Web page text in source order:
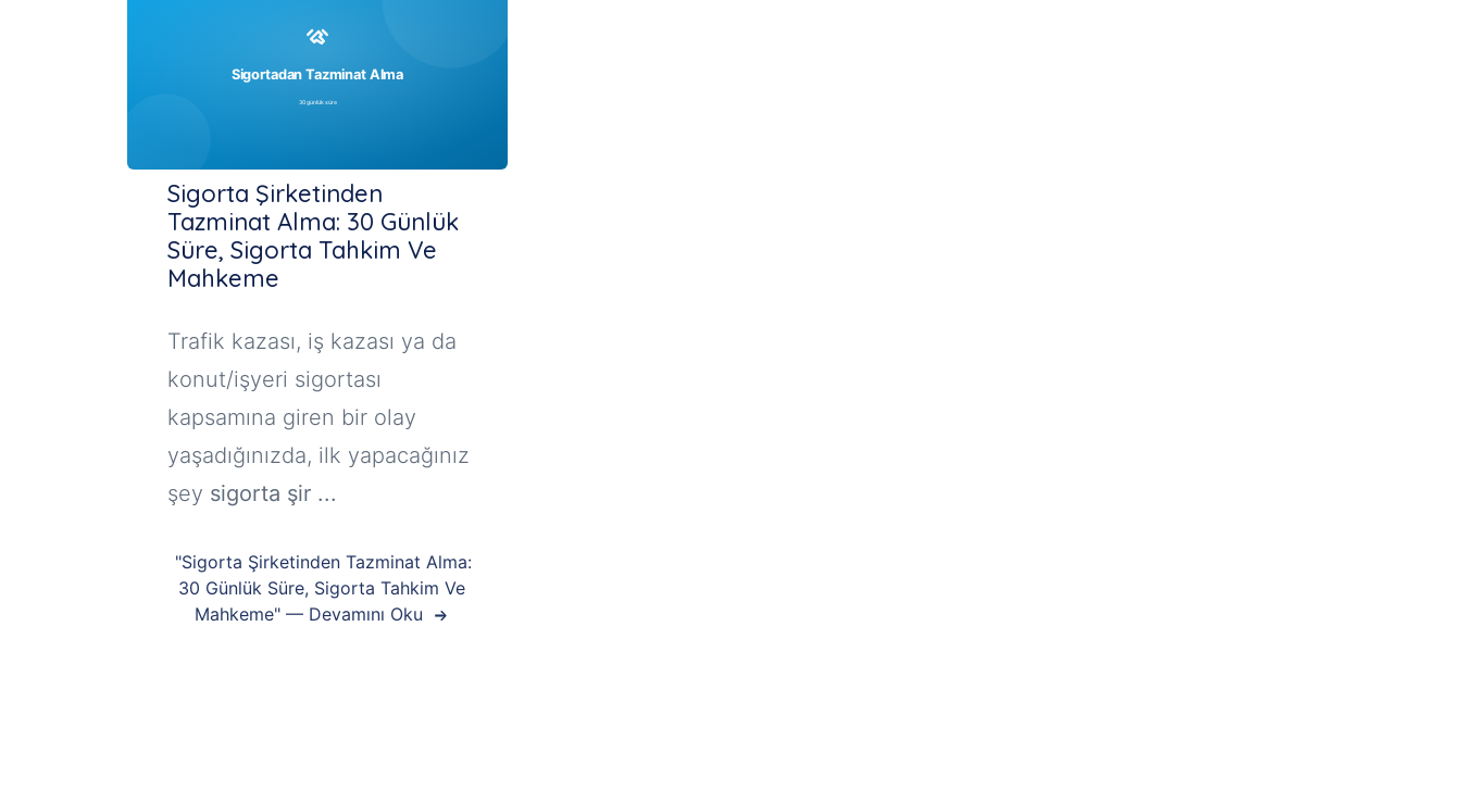
Sigorta Şirketinden
Tazminat Alma: 30 Günlük
Süre, Sigorta Tahkim Ve
Mahkeme
Trafik kazası, iş kazası ya da
konut/işyeri sigortası
kapsamına giren bir olay
yaşadığınızda, ilk yapacağınız
şey sigorta şir ...
"Sigorta Şirketinden Tazminat Alma:
30 Günlük Süre, Sigorta Tahkim Ve
Mahkeme" — Devamını Oku